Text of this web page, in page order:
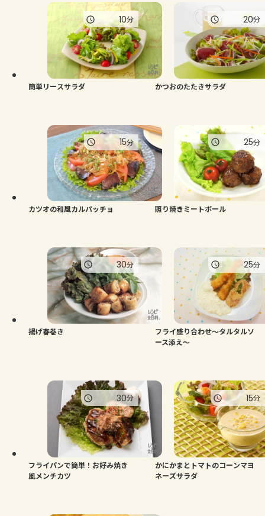
簡単リースサラダ
10分
かつおのたたきサラダ
20分
カツオの和風カルパッチョ
15分
照り焼きミートボール
25分
揚げ春巻き
30分
フライ盛り合わせ～タルタルソ
ース添え～
25分
フライパンで簡単！お好み焼き
風メンチカツ
30分
かにかまとトマトのコーンマヨ
ネーズサラダ
15分